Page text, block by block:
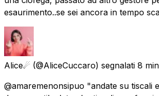
esaurimento..se sei ancora in tempo
Alice☄ (@AliceCuccaro) segnalati 8
@amaremenonsipuo "andate su tiscali